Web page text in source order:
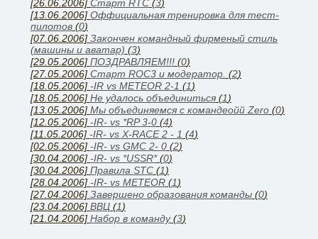
[26.06.2006] Cтарт RTC (3)
[13.06.2006] Оффициальная тренировка для тест-
пилотов (0)
[07.06.2006] Закончен командный фирменый стиль
(машины и аватар) (3)
[29.05.2006] ПОЗДРАВЛЯЕМ!!! (0)
[27.05.2006] Старт ROC3 и модератор. (2)
[18.05.2006] -IR vs METEOR 2-1 (1)
[18.05.2006] Не удалось объединиться (1)
[13.05.2006] Мы объединяемся с командеойй Zero (0)
[12.05.2006] -IR- vs *RP 3-0 (4)
[11.05.2006] -IR- vs X-RACE 2 - 1 (4)
[02.05.2006] -IR- vs GMC 2- 0 (2)
[30.04.2006] -IR- vs *USSR*(0)
[30.04.2006] Правила STC (1)
[28.04.2006] -IR- vs METEOR (1)
[27.04.2006] Завершено образования команды (0)
[23.04.2006] ВВЦ (1)
[21.04.2006] Набор в команду(3)